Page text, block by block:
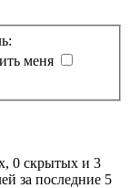
меня
0 скрытых и 3
за последние 5